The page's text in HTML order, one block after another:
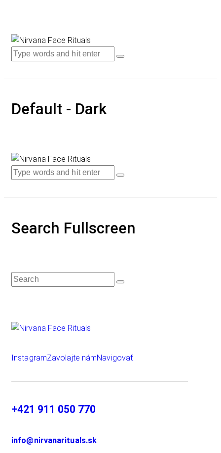
Default - Dark
Search Fullscreen
InstagramZavolajte námNavigovať
+421 911 050 770
info@nirvanarituals.sk